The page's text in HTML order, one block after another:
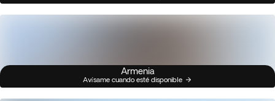
Armenia
Avísame cuando esté disponible